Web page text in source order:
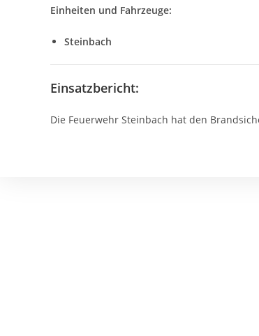
Einheiten und Fahrzeuge:
Steinbach
Einsatzbericht:
Die Feuerwehr Steinbach hat den